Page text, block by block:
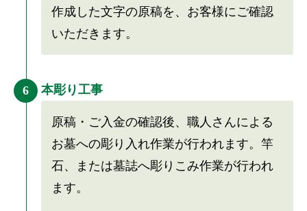
作成した文字の原稿を、お客様にご確認
いただきます。
6 本彫り工事
原稿・ご入金の確認後、職人さんによる
お墓への彫り入れ作業が行われます。竿
石、または墓誌へ彫りこみ作業が行われ
ます。